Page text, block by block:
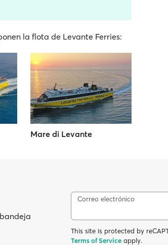
la flota de Levante Ferries:
Mare di Levante
Correo electrónico
This site is protected by
Terms of Service apply.